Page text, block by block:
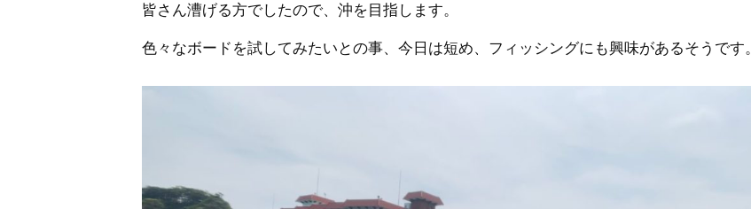
皆さん漕げる方でしたので、沖を目指します。
色々なボードを試してみたいとの事、今日は短め、フィッシングにも興味があるそうです。